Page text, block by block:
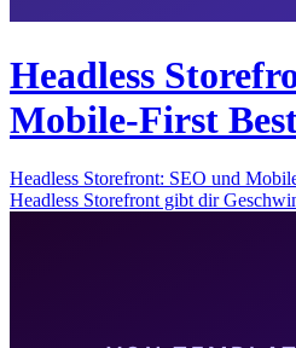
Headless
Mobile-First
Headless Storefront: SEO und
Headless Storefront gibt dir